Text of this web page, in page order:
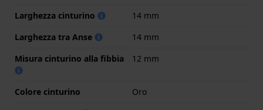
Larghezza cinturino
14 mm
Larghezza tra Anse
14 mm
Misura cinturino alla fibbia
12 mm
Colore cinturino
Oro